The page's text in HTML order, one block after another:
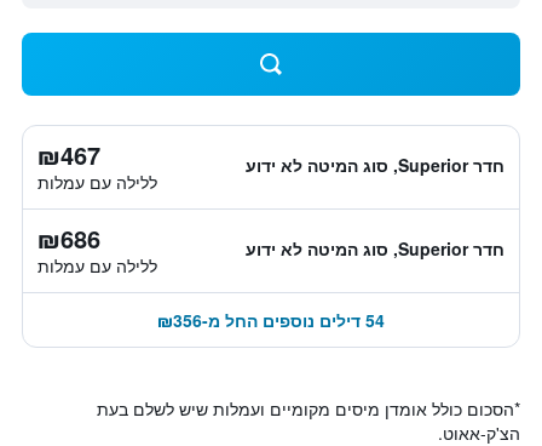
חדר Superior, סוג המיטה לא ידוע ₪467
ללילה עם עמלות
חדר Superior, סוג המיטה לא ידוע ₪686
ללילה עם עמלות
54 דילים נוספים החל מ-₪356
*הסכום כולל אומדן מיסים מקומיים ועמלות שיש לשלם בעת
הצ'ק-אאוט.